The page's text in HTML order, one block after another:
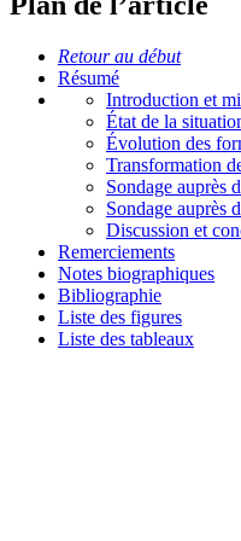
Retour au début
Résumé
Introduction et
État de la
Évolution des
Transformation
Sondage auprès
Sondage auprès
Discussion et
Remerciements
Notes biographiques
Bibliographie
Liste des figures
Liste des tableaux